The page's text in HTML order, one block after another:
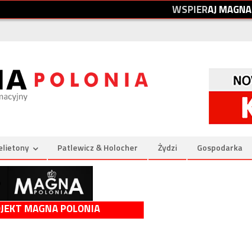
WSPIERAJMAGNA
Patlewicz & Holocher Żydzi Gospodarka
MAGNA POLONIA